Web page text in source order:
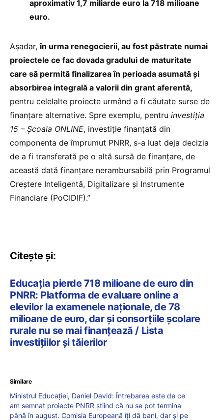
aproximativ 1,7 miliarde euro la 718 milioane
euro.
Așadar,în urma renegocierii, au fost păstrate numai
proiectele ce fac dovada gradului de maturitate
care să permită finalizarea în perioada asumată și
absorbirea integrală a valorii din grant aferentă,
pentru celelalte proiecte urmând a fi căutate surse de
finanțare alternative. Spre exemplu, pentru investiția
15 – Școala ONLINE, investiție finanțată din
componenta de împrumut PNRR, s-a luat deja decizia
de a fi transferată pe o altă sursă de finanțare, de
această dată finanțare nerambursabilă prin Programul
Creștere Inteligentă, Digitalizare și Instrumente
Financiare (PoCIDIF).”
Citește și:
Educația pierde 718 milioane de euro din
PNRR: Platforma de evaluare online a
elevilor la examenele naționale, de 78
milioane de euro, dar și consorțiile școlare
rurale nu se mai finanțează / Lista
investițiilor și tăierilor
Similare
Ministrul Educației, Daniel David: Întrebarea este de ce
am semnat proiecte PNRR știind că nu se pot termina
până în august. Comisia Europeană îți dă bani, dar și pe